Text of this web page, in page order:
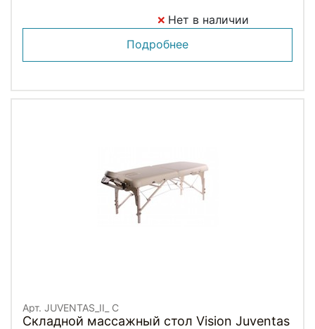
Нет в наличии
Подробнее
Арт. JUVENTAS_II_ C
Складной массажный стол Vision Juventas